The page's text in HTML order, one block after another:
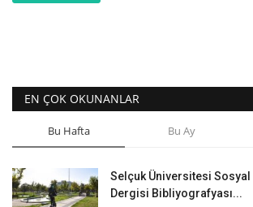
EN ÇOK OKUNANLAR
Bu Hafta Bu Ay
Selçuk Üniversitesi
Dergisi Bibliyografyası...